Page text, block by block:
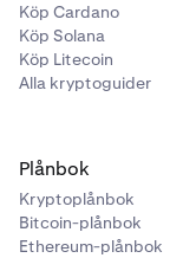
Köp Cardano
Köp Solana
Köp Litecoin
Alla kryptoguider
Plånbok
Kryptoplånbok
Bitcoin-plånbok
Ethereum-plånbok